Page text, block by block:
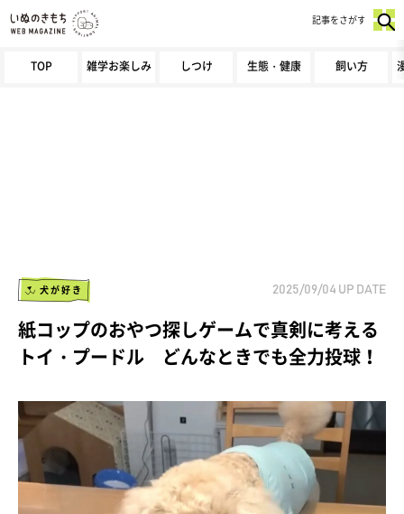
TOP 雑学お楽しみ しつけ 生態・健康 飼い方
記事をさがす
犬が好き 2025/09/04 UP DATE
紙コップのおやつ探しゲームで真剣に考える
トイ・プードル どんなときでも全力投球！